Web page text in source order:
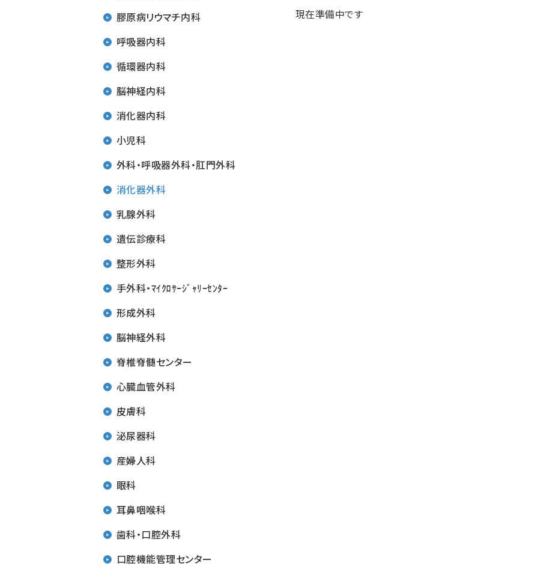
膠原病リウマチ内科
呼吸器内科
循環器内科
脳神経内科
消化器内科
小児科
外科・呼吸器外科・肛門外科
消化器外科
乳腺外科
遺伝診療科
整形外科
手外科・ﾏｲｸﾛｻｰｼﾞｬﾘｰｾﾝﾀｰ
形成外科
脳神経外科
脊椎脊髄センター
心臓血管外科
皮膚科
泌尿器科
産婦人科
眼科
耳鼻咽喉科
歯科・口腔外科
口腔機能管理センター
現在準備中です